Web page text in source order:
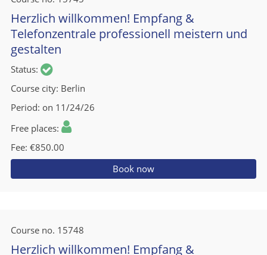
Herzlich willkommen! Empfang &
Telefonzentrale professionell meistern und
gestalten
Status
Course city Berlin
Period on 11/24/26
Free places
Fee €850.00
Book now
Course no. 15748
Herzlich willkommen! Empfang &